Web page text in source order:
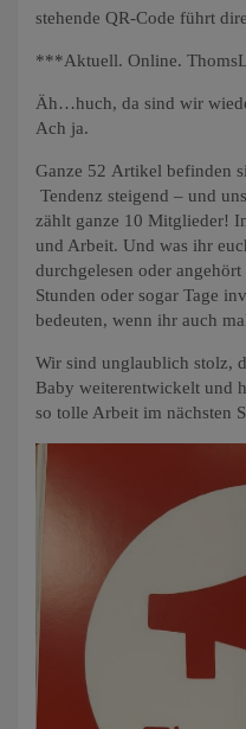
stehende QR-Code führt
***Aktuell. Online.
Äh…huch, da sind wir
Ach ja.
Ganze 52 Artikel befinden
Tendenz steigend – und
zählt ganze 10 Mitglieder!
und Arbeit. Und was ihr
durchgelesen oder
Stunden oder sogar Tage
bedeuten, wenn ihr auch
Wir sind unglaublich stolz,
Baby weiterentwickelt und
so tolle Arbeit im nächsten